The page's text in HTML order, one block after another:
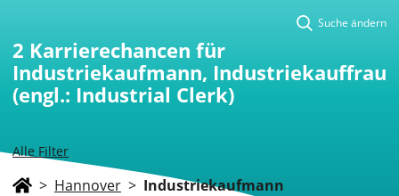
Alle Filter
Suche ändern
2 Karrierechancen für
Industriekaufmann, Industriekauffrau
(engl.: Industrial Clerk)
> Hannover > Industriekaufmann